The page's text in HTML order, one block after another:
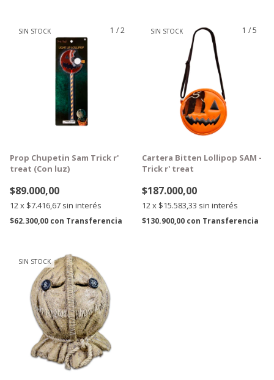
1 /2
SIN STOCK
Prop Chupetin Sam Trick r'
treat (Con luz)
$89.000,00
12x $7.416,67 sin interés
$62.300,00 con Transferencia
1 /5
SIN STOCK
Cartera Bitten Lollipop SAM -
Trick r' treat
$187.000,00
12x $15.583,33 sin interés
$130.900,00 con Transferencia
SIN STOCK
GRATIS